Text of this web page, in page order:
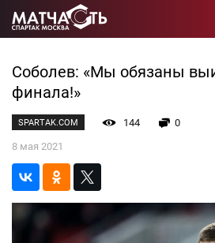
Соболев: «Мы обязаны
финала!»
SPARTAK.COM 144
0
8 мая 2021